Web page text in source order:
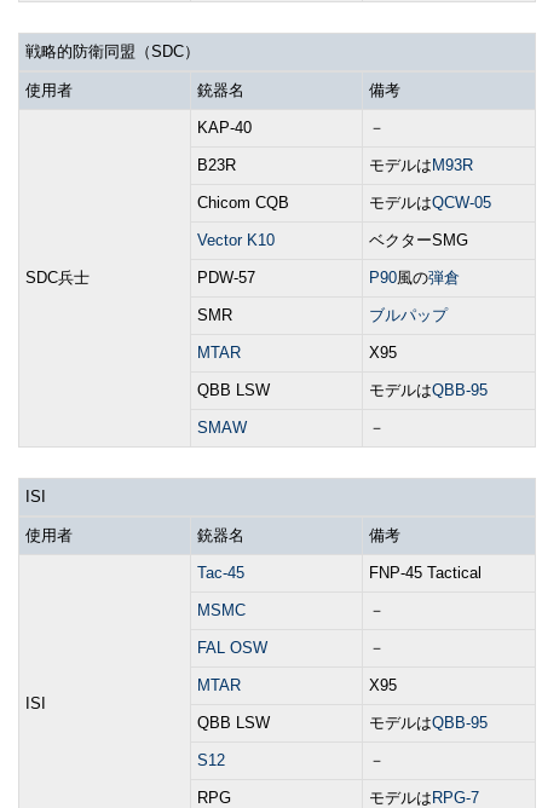
戦略的防衛同盟（SDC）
使用者 銃器名 備考
SDC兵士
KAP-40 －
B23R モデルは M93R
Chicom CQB モデルはQCW-05
Vector K10 ベクターSMG
PDW-57 P90風の弾倉
SMR ブルパップ
MTAR X95
QBB LSW モデルはQBB-95
SMAW －
ISI
使用者 銃器名 備考
ISI
Tac-45 FNP-45 Tactical
MSMC －
FAL OSW －
MTAR X95
QBB LSW モデルはQBB-95
S12 －
RPG モデルは RPG-7